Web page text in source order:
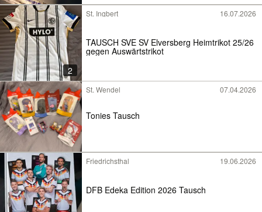
2
St. Ingbert 16.07.2026
TAUSCH SVE SV Elversberg Heimtrikot 25/26
gegen Auswärtstrikot
St. Wendel 07.04.2026
Tonies Tausch
Friedrichsthal 19.06.2026
DFB Edeka Edition 2026 Tausch